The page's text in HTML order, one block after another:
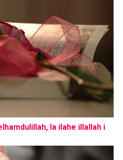
la ilahe illallah i